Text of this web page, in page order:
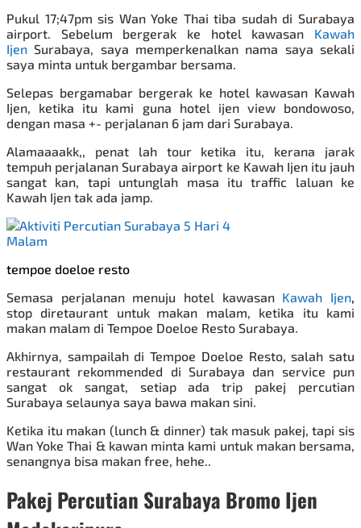
Pukul 17;47pm sis Wan Yoke Thai tiba sudah di Surabaya
airport. Sebelum bergerak ke hotel kawasan
Kawah
Ijen Surabaya, saya memperkenalkan nama saya sekali
saya minta untuk bergambar bersama.
Selepas bergamabar bergerak ke hotel kawasan Kawah
Ijen, ketika itu kami guna hotel ijen view bondowoso,
dengan masa +- perjalanan 6 jam dari Surabaya.
Alamaaaakk,, penat lah tour ketika itu, kerana jarak
tempuh perjalanan Surabaya airport ke Kawah Ijen itu jauh
sangat kan, tapi untunglah masa itu traffic laluan ke
Kawah Ijen tak ada jamp.
tempoe doeloe resto
Semasa perjalanan menuju hotel kawasan Kawah Ijen,
stop diretaurant untuk makan malam, ketika itu kami
makan malam di Tempoe Doeloe Resto Surabaya.
Akhirnya, sampailah di Tempoe Doeloe Resto, salah satu
restaurant rekommended di Surabaya dan service pun
sangat ok sangat, setiap ada trip pakej percutian
Surabaya selaunya saya bawa makan sini.
Ketika itu makan (lunch & dinner) tak masuk pakej, tapi sis
Wan Yoke Thai & kawan minta kami untuk makan bersama,
senangnya bisa makan free, hehe..
Pakej Percutian Surabaya Bromo Ijen